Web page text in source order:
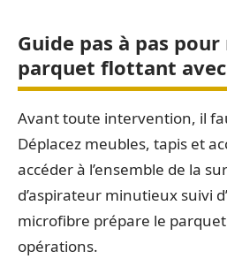
Guide pas à pas
parquet flottant avec
Avant toute intervention, il
Déplacez meubles, tapis et
accéder à l’ensemble de la
d’aspirateur minutieux suivi
microfibre prépare le
opérations.